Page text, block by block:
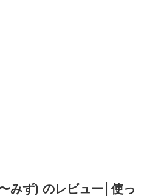
みず) のレビュー│使っ